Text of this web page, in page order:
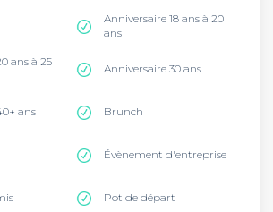
Anniversaire 18 ans à 20
ans
ans à 25
Anniversaire 30 ans
ans Brunch
Évènement d'entreprise
Pot de départ